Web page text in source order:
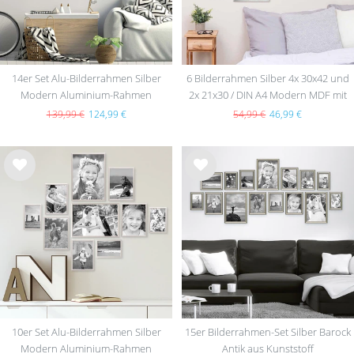
14er Set Alu-Bilderrahmen Silber
Modern Aluminium-Rahmen
139,99 € 124,99 €
6 Bilderrahmen Silber 4x 30x42 und
2x 21x30 / DIN A4 Modern MDF mit
Acrylglas
54,99 € 46,99 €
hlist
10er Set Alu-Bilderrahmen Silber
Modern Aluminium-Rahmen
Wu
nsc
hlist
15er Bilderrahmen-Set Silber Barock
Antik aus Kunststoff